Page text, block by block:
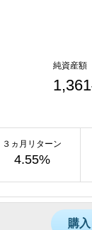
純資産額
1,361
３ヵ月リターン
4.55%
購入